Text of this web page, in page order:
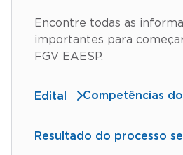
Encontre todas as
importantes para
FGV EAESP.
Edital Competências
Resultado do processo